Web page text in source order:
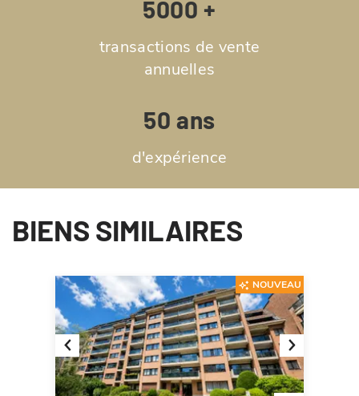
5000 +
transactions de vente
annuelles
50 ans
d'expérience
BIENS SIMILAIRES
Previous Next
NOUVEAU